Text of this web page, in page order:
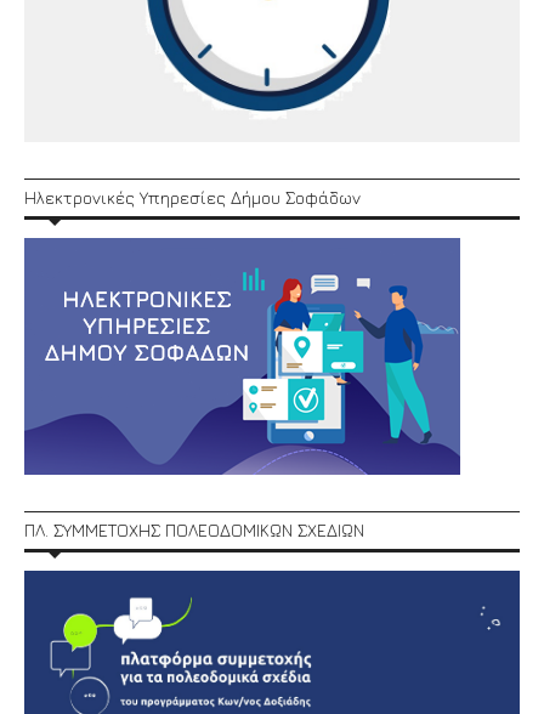
Ηλεκτρονικές Υπηρεσίες Δήμου Σοφάδων
ΠΛ. ΣΥΜΜΕΤΟΧΗΣ ΠΟΛΕΟΔΟΜΙΚΩΝ ΣΧΕΔΙΩΝ